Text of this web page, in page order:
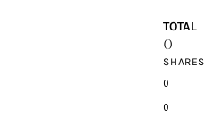
TOTAL
0
SHARES
0
0